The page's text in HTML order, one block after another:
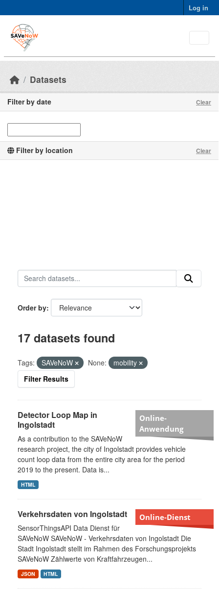
Log in
Datasets
Filter by date Clear
Filter by location Clear
Order by
17 datasets found
Tags: SAVeNoW None:
mobility
Filter Results
Online-
Anwendung
Detector Loop Map in
Ingolstadt
As a contribution to the SAVeNoW
research project, the city of Ingolstadt provides vehicle
count loop data from the entire city area for the period
2019 to the present. Data is...
HTML
Online-Dienst
Verkehrsdaten von Ingolstadt
SensorThingsAPI Data Dienst für
SAVeNoW SAVeNoW - Verkehrsdaten von Ingolstadt Die
Stadt Ingolstadt stellt im Rahmen des Forschungsprojekts
SAVeNoW Zählwerte von Kraftfahrzeugen...
JSON HTML